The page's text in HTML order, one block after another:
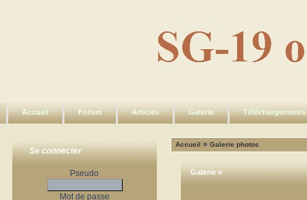
Accueil Forum Articles Galerie Téléchargements
Se connecter
Pseudo
Mot de passe
Accueil »Galerie photos
Galerie »